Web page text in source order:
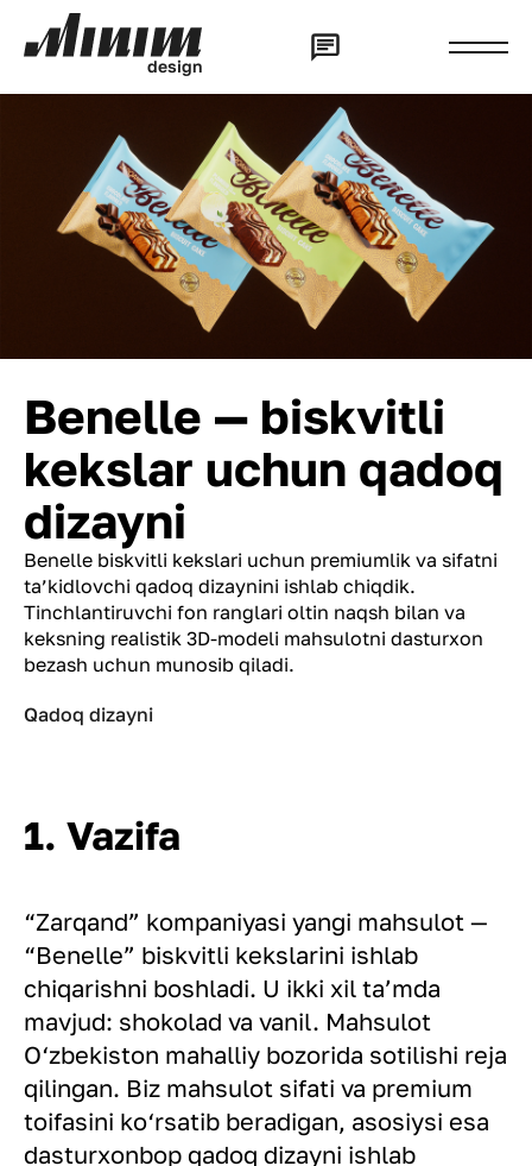
design
Benelle — biskvitli
kekslar uchun qadoq
dizayni
Benelle biskvitli kekslari uchun premiumlik va sifatni
ta’kidlovchi qadoq dizaynini ishlab chiqdik.
Tinchlantiruvchi fon ranglari oltin naqsh bilan va
keksning realistik 3D-modeli mahsulotni dasturxon
bezash uchun munosib qiladi.
Qadoq dizayni
1. Vazifa
“Zarqand” kompaniyasi yangi mahsulot —
“Benelle” biskvitli kekslarini ishlab
chiqarishni boshladi. U ikki xil ta’mda
mavjud: shokolad va vanil. Mahsulot
O‘zbekiston mahalliy bozorida sotilishi reja
qilingan. Biz mahsulot sifati va premium
toifasini ko‘rsatib beradigan, asosiysi esa
dasturxonbop qadoq dizayni ishlab